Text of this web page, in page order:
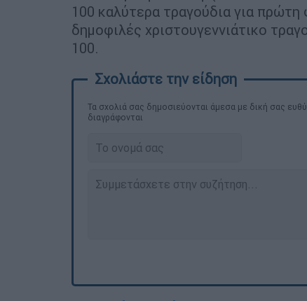
100 καλύτερα τραγούδια για πρώτη
δημοφιλές χριστουγεννιάτικο
100.
Τα σχολιά σας δημοσιεύονται άμεσα με δική σας
διαγράφονται